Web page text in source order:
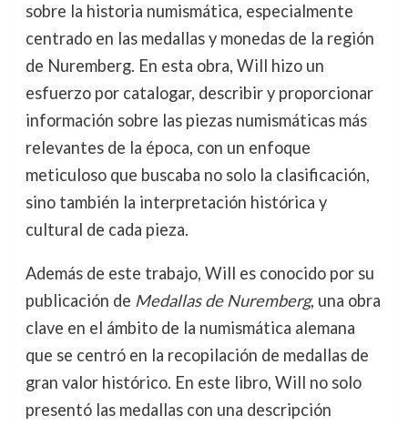
sobre la historia numismática, especialmente
centrado en las medallas y monedas de la región
de Nuremberg. En esta obra, Will hizo un
esfuerzo por catalogar, describir y proporcionar
información sobre las piezas numismáticas más
relevantes de la época, con un enfoque
meticuloso que buscaba no solo la clasificación,
sino también la interpretación histórica y
cultural de cada pieza.
Además de este trabajo, Will es conocido por su
publicación de Medallas de Nuremberg, una obra
clave en el ámbito de la numismática alemana
que se centró en la recopilación de medallas de
gran valor histórico. En este libro, Will no solo
presentó las medallas con una descripción